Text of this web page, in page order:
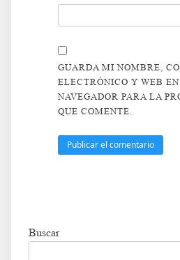
GUARDA MI NOMBRE,
ELECTRÓNICO Y WEB EN
NAVEGADOR PARA LA
QUE COMENTE.
Buscar